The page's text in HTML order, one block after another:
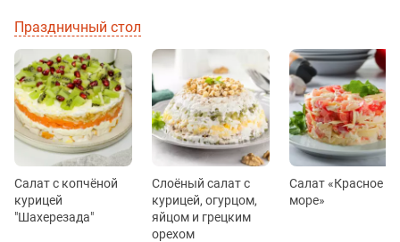
Праздничный стол
Салат с копчёной
курицей
"Шахерезада"
Слоёный салат с
курицей, огурцом,
яйцом и грецким
орехом
Салат «Красное
море»